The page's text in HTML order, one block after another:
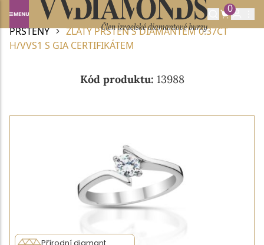
0
Domů DIAMANTOVÉ ŠPERKY
DIAMANTOVÉ
PRSTENY
ZLATÝ PRSTEN S DIAMANTEM 0.37CT
H/VVS1 S GIA CERTIFIKÁTEM
Kód produktu: 13988
Přírodní diamant